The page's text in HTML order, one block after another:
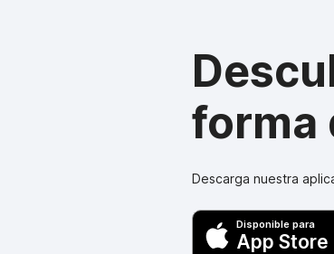
forma
Descarga nuestra
Disponible para
App Store